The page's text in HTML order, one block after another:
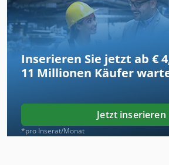
Inserieren Sie jetzt ab €
11 Millionen Käufer
Jetzt inserieren
*pro Inserat/Monat